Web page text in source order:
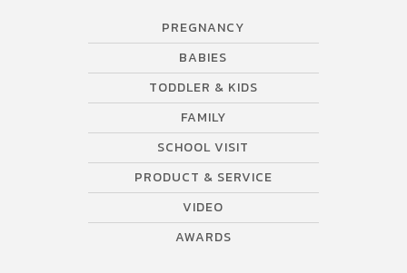
PREGNANCY
BABIES
TODDLER & KIDS
FAMILY
SCHOOL VISIT
PRODUCT & SERVICE
VIDEO
AWARDS